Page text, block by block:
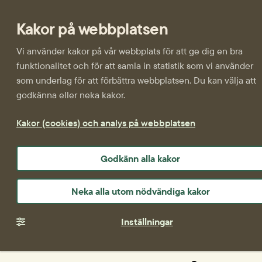
Kakor på webbplatsen
Vi använder kakor på vår webbplats för att ge dig en bra
funktionalitet och för att samla in statistik som vi använder
som underlag för att förbättra webbplatsen. Du kan välja att
godkänna eller neka kakor.
Kakor (cookies) och analys på webbplatsen
Godkänn alla kakor
Neka alla utom nödvändiga kakor
Inställningar